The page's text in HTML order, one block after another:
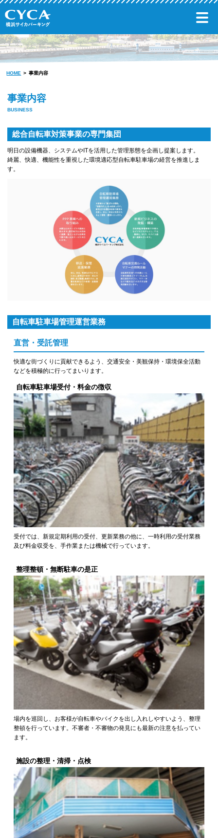
HOME 事業内容
事業内容
BUSINESS
総合自転車対策事業の専門集団
明日の設備機器、システムやITを活用した管理形態を企画し提案します。
綺麗、快適、機能性を重視した環境適応型自転車駐車場の経営を推進しま
す。
自転車駐車場管理運営業務
直営・受託管理
快適な街づくりに貢献できるよう、交通安全・美観保持・環境保全活動
などを積極的に行ってまいります。
自転車駐車場受付・料金の徴収
受付では、新規定期利用の受付、更新業務の他に、一時利用の受付業務
及び料金収受を、手作業または機械で行っています。
整理整頓・無断駐車の是正
場内を巡回し、お客様が自転車やバイクを出し入れしやすいよう、整理
整頓を行っています。不審者・不審物の発見にも最新の注意を払ってい
ます。
施設の整理・清掃・点検